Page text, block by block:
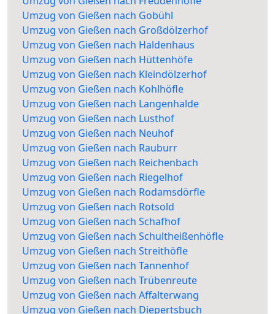
Umzug von Gießen nach Gobühl
Umzug von Gießen nach Großdölzerhof
Umzug von Gießen nach Haldenhaus
Umzug von Gießen nach Hüttenhöfe
Umzug von Gießen nach Kleindölzerhof
Umzug von Gießen nach Kohlhöfle
Umzug von Gießen nach Langenhalde
Umzug von Gießen nach Lusthof
Umzug von Gießen nach Neuhof
Umzug von Gießen nach Rauburr
Umzug von Gießen nach Reichenbach
Umzug von Gießen nach Riegelhof
Umzug von Gießen nach Rodamsdörfle
Umzug von Gießen nach Rotsold
Umzug von Gießen nach Schafhof
Umzug von Gießen nach Schultheißenhöfle
Umzug von Gießen nach Streithöfle
Umzug von Gießen nach Tannenhof
Umzug von Gießen nach Trübenreute
Umzug von Gießen nach Affalterwang
Umzug von Gießen nach Diepertsbuch